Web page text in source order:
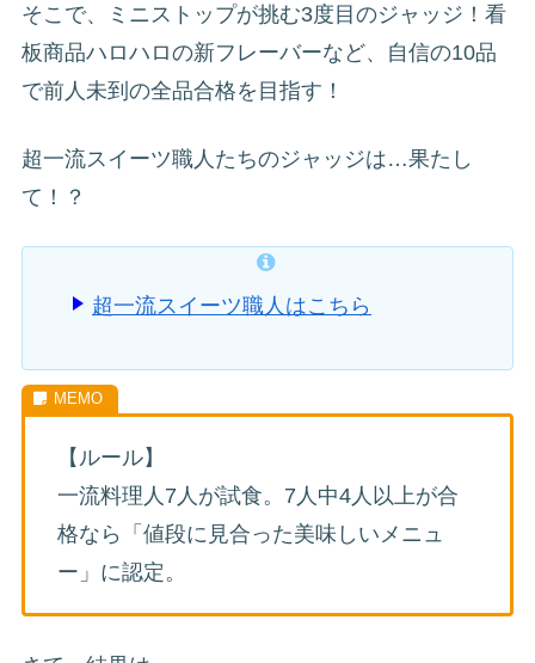
そこで、ミニストップが挑む3度目のジャッジ！看
板商品ハロハロの新フレーバーなど、自信の10品
で前人未到の全品合格を目指す！
超一流スイーツ職人たちのジャッジは…果たし
て！？
超一流スイーツ職人はこちら
【ルール】
一流料理人7人が試食。7人中4人以上が合
格なら「値段に見合った美味しいメニュ
ー」に認定。